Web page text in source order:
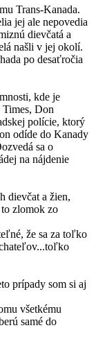
Trans-Kanada.
jej ale nepovedia
dievčatá a
našli v jej okolí.
po desaťročia
kde je
Times, Don
polície, ktorý
odíde do Kanady
sa o
na nájdenie
dievčat a žien,
zlomok zo
že sa za toľko
prípady som si aj
všetkému
samé do